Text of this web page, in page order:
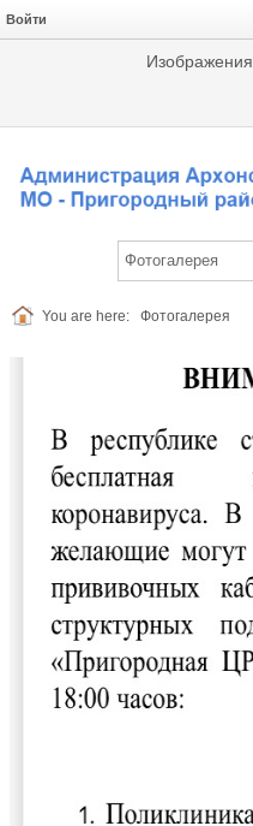
Войти
Изображения
You are here: Фотогалерея